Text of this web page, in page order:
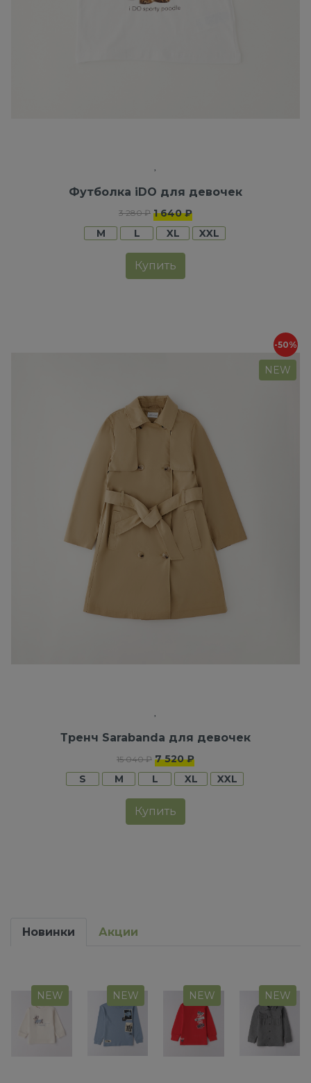
Футболка iDO для девочек
3 280 ₽ 1 640 ₽
M
L XL XXL
Купить
-50%
NEW
Тренч Sarabanda для девочек
15 040 ₽ 7 520 ₽
S
M L XL XXL
Купить
Новинки Акции
NEW NEW NEW NEW